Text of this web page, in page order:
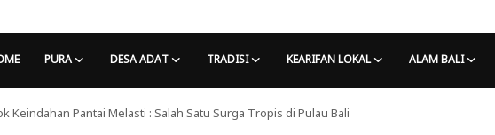
PURA DESA ADAT TRADISI KEARIFAN LOKAL ALAM BALI
Keindahan Pantai Melasti : Salah Satu Surga Tropis di Pulau Bali